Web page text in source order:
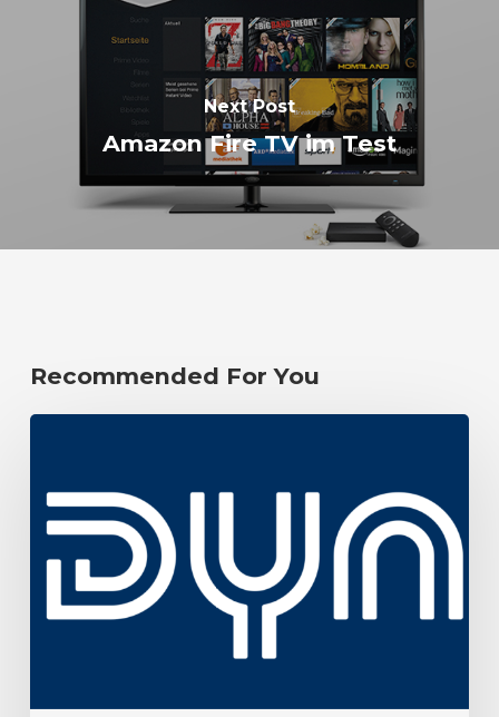
Next Post
Amazon Fire TV im Test
Recommended For You